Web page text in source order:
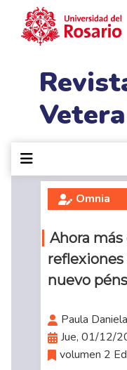
Vetera
Omnia
Ahora
reflexiones
nuevo
Paula
Jue, 01/12/
volumen 2